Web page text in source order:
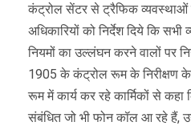
कंट्रोल सेंटर से ट्रैफिक व्यवस्थाओं
अधिकारियों को निर्देश दिये कि
नियमों का उल्लंघन करने वालों पर
1905 के कंट्रोल रूम के निरीक्षण के
रूम में कार्य कर रहे कार्मिकों से
संबंधित जो भी फोन कॉल आ रहे हैं,